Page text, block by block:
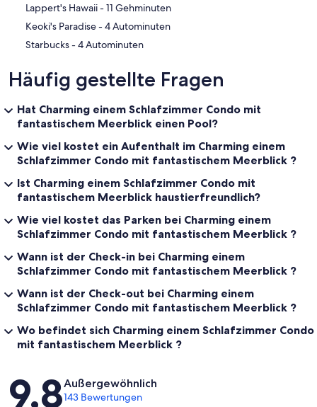
‪Lappert's Hawaii - ‬11 Gehminuten
‪Keoki's Paradise - ‬4 Autominuten
‪Starbucks - ‬4 Autominuten
Häufig gestellte Fragen
Hat Charming einem Schlafzimmer Condo mit
fantastischem Meerblick einen Pool?
Wie viel kostet ein Aufenthalt im Charming einem
Schlafzimmer Condo mit fantastischem Meerblick ?
Ist Charming einem Schlafzimmer Condo mit
fantastischem Meerblick haustierfreundlich?
Wie viel kostet das Parken bei Charming einem
Schlafzimmer Condo mit fantastischem Meerblick ?
Wann ist der Check-in bei Charming einem
Schlafzimmer Condo mit fantastischem Meerblick ?
Wann ist der Check-out bei Charming einem
Schlafzimmer Condo mit fantastischem Meerblick ?
Wo befindet sich Charming einem Schlafzimmer Condo
mit fantastischem Meerblick ?
Bewertungen
9,8Außergewöhnlich
143 Bewertungen